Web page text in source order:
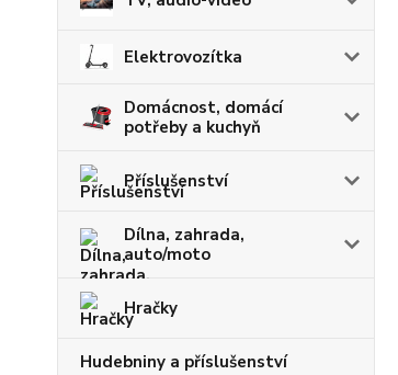
Elektrovozítka
Domácnost, domácí
potřeby a kuchyň
Příslušenství
Dílna, zahrada,
auto/moto
Hračky
Hudebniny a příslušenství